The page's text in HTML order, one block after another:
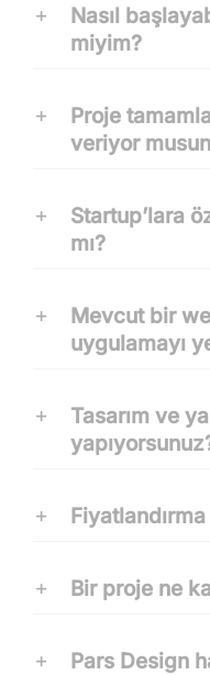
Nasıl
miyim?
Proje
veriyor
Startup’lara
mı?
Mevcut bir
uygulamayı
Tasarım ve
Bir proje ne
Pars Design